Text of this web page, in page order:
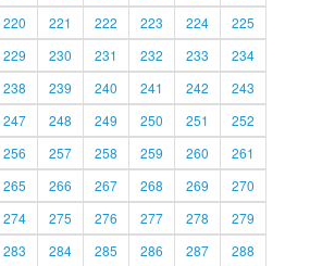
220 221 222 223 224
225
229 230 231 232 233
234
238 239 240 241 242
243
247 248 249 250 251
252
256 257 258 259 260
261
265 266 267 268 269
270
274 275 276 277 278
279
283 284 285 286 287 288